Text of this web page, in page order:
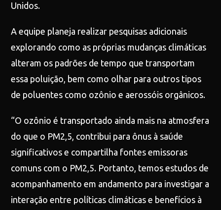
Unidos.
A equipe planeja realizar pesquisas adicionais
explorando como as próprias mudanças climáticas
alteram os padrões de tempo que transportam
essa poluição, bem como olhar para outros tipos
de poluentes como ozônio e aerossóis orgânicos.
“O ozônio é transportado ainda mais na atmosfera
do que o PM2,5, contribui para ônus à saúde
significativos e compartilha fontes emissoras
comuns com o PM2,5. Portanto, temos estudos de
acompanhamento em andamento para investigar a
interação entre políticas climáticas e benefícios à